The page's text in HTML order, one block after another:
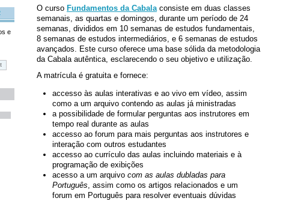
O curso Fundamentos da Cabalaconsiste em duas classes
semanais, as quartas e domingos, durante um período de 24
semanas, divididos em 10 semanas de estudos fundamentais,
8 semanas de estudos intermediários, e 6 semanas de estudos
avançados. Este curso oferece uma base sólida da metodologia
da Cabala autêntica, esclarecendo o seu objetivo e utilização.
A matrícula é gratuita e fornece:
accesso às aulas interativas e ao vivo em vídeo, assim
como a um arquivo contendo as aulas já ministradas
a possibilidade de formular perguntas aos instrutores em
tempo real durante as aulas
accesso ao forum para mais perguntas aos instrutores e
interação com outros estudantes
accesso ao currículo das aulas incluindo materiais e à
programação de exibições
acesso a um arquivo com as aulas dubladas para
Português, assim como os artigos relacionados e um
forum em Português para resolver eventuais dúvidas
e